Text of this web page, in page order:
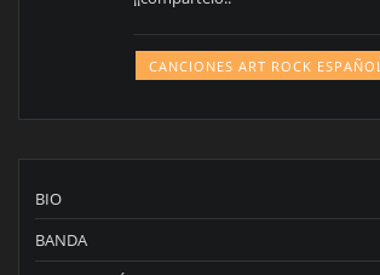
CANCIONES ART ROCK ESPAÑOL
BIO
BANDA